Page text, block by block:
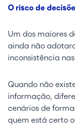
O risco de
Um dos maiores
ainda não
inconsistência
Quando não
informação,
cenários de
quem está certo